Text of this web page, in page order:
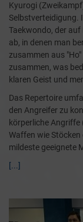
Kyurogi
Selbstverteidigung.
Taekwondo, der
ab, in denen man
zusammen aus
zusammen, was
klaren Geist und
Das Repertoire
den Angreifer zu
körperliche
Waffen wie
mildeste geeignete
[...]